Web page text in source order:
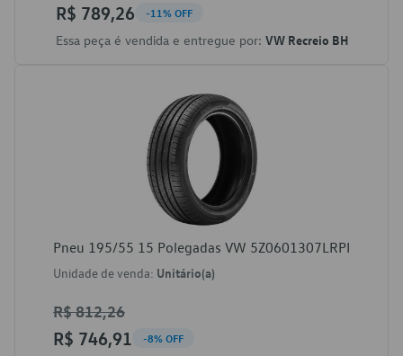
R$ 789,26 -11% OFF
Essa peça é vendida e entregue por: VW Recreio BH
Pneu 195/55 15 Polegadas VW 5Z0601307LRPI
Unidade de venda: Unitário(a)
R$ 812,26
R$ 746,91 -8% OFF